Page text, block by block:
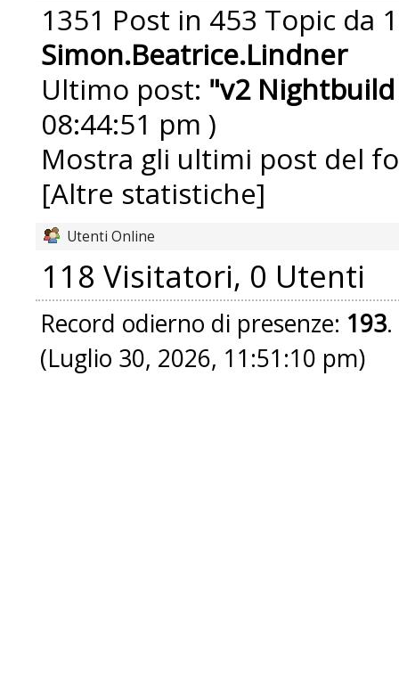
1351 Post in 453 Topic
Simon.Beatrice.Lindner
Ultimo post: "v2
08:44:51 pm )
Mostra gli ultimi post del
[Altre statistiche]
Utenti Online
118 Visitatori, 0 Utenti
Record odierno di presenze: 193
(Luglio 30, 2026, 11:51:10 pm)